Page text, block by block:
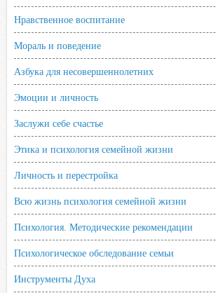
Нравственное воспитание
Мораль и поведение
Азбука для несовершеннолетних
Эмоции и личность
Заслужи себе счастье
Этика и психология семейной жизни
Личность и перестройка
Всю жизнь психология семейной жизни
Психология. Методические рекомендации
Психологическое обследование семьи
Инструменты Духа